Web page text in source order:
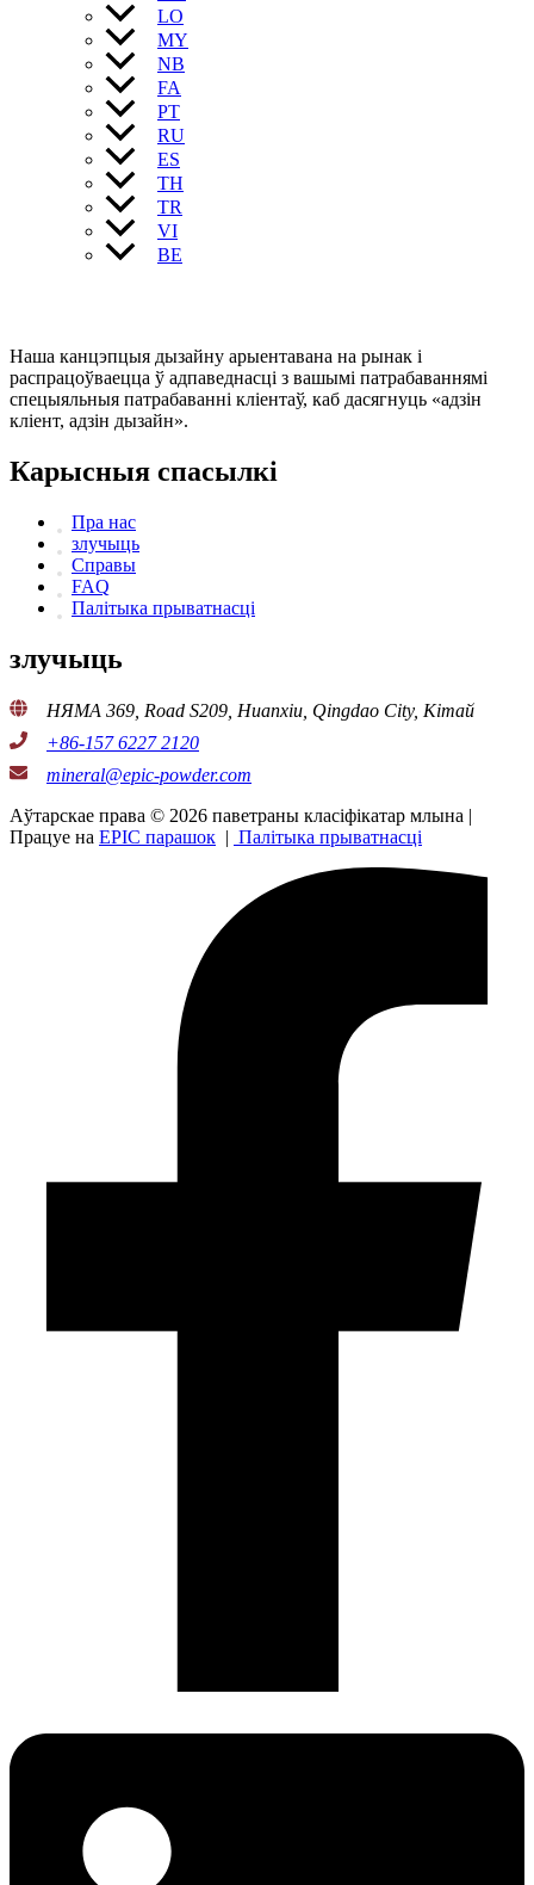
LO
MY
NB
FA
PT
RU
ES
TH
TR
VI
BE
Наша канцэпцыя дызайну арыентавана на рынак і
распрацоўваецца ў адпаведнасці з вашымі патрабаваннямі
спецыяльныя патрабаванні кліентаў, каб дасягнуць «адзін
кліент, адзін дызайн».
Карысныя спасылкі
Пра нас
злучыць
Справы
FAQ
Палітыка прыватнасці
злучыць
НЯМА 369, Road S209, Huanxiu, Qingdao City, Кітай
+86-157 6227 2120
mineral@epic-powder.com
Аўтарскае права © 2026 паветраны класіфікатар млына |
Працуе на EPIC парашок | Палітыка прыватнасці